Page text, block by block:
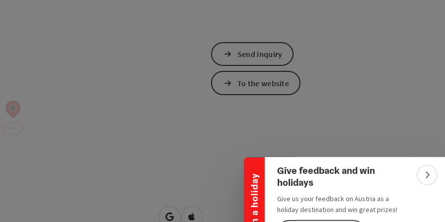
Win a holiday
Collapse banner
Give feedback and win
holidays
Give us your feedback on Austria as a
holiday destination and win great prizes!
Send inquiry
To the website